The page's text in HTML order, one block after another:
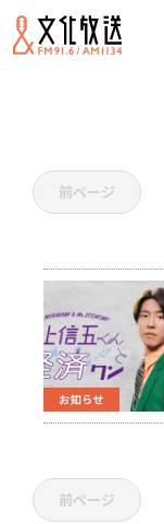
前ページ
お知らせ
前ページ